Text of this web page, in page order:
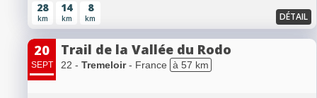
28
km
14
km
8
km DÉTAIL
20
SEPT
Trail de la Vallée du Rodo
22 - Tremeloir- France à 57 km